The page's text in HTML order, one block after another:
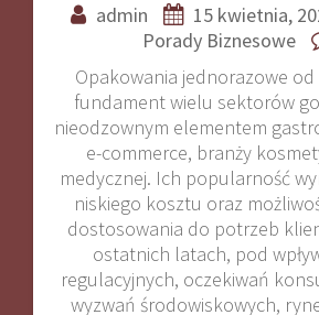
admin 15 kwietnia,
Porady Biznesowe
Opakowania jednorazowe
fundament wielu sektorów
nieodzownym elementem
e-commerce, branży
medycznej. Ich popularność
niskiego kosztu oraz
dostosowania do potrzeb
ostatnich latach, pod
regulacyjnych, oczekiwań
wyzwań środowiskowych,